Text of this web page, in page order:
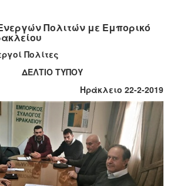
Πολιτών με Εμπορικό
Πολίτες
ΔΕΛΤΙΟ ΤΥΠΟΥ
Ηράκλειο 22-2-2019